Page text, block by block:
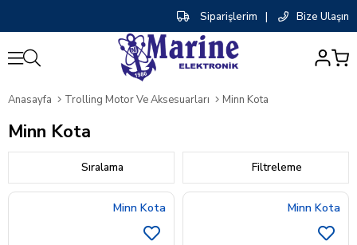
Siparişlerim | Bize Ulaşın
Anasayfa Trolling Motor Ve Aksesuarları Minn Kota
Minn Kota
Filtreleme
Sıralama
Minn Kota Minn Kota